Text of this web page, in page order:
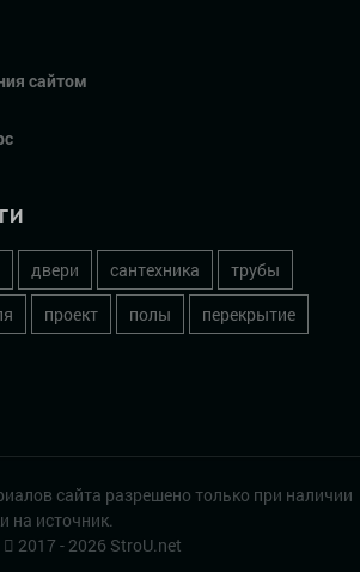
сайтом
двери сантехника
трубы
проект полы
перекрытие
сайта разрешено только при наличии
на источник.
2017 - 2026 StroU.net